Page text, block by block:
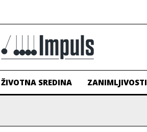
ŽIVOTNA SREDINA ZANIMLJIVOSTI